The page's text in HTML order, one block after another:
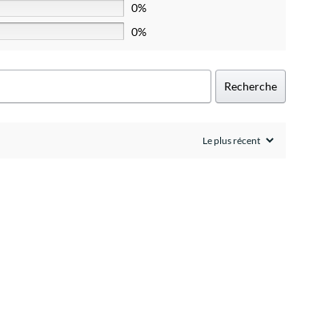
0%
0%
Recherche